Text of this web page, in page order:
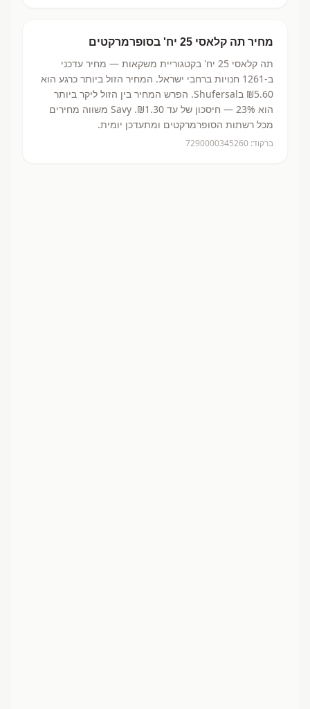
מחיר תה קלאסי 25 יח' בסופרמרקטים
תה קלאסי 25 יח' בקטגוריית משקאות — מחיר עדכני
ב-1261 חנויות ברחבי ישראל. המחיר הזול ביותר כרגע הוא
₪5.60 בShufersal.
הפרש המחיר בין הזול ליקר ביותר
הוא 23% — חיסכון של עד ₪1.30.
Savy משווה מחירים
מכל רשתות הסופרמרקטים ומתעדכן יומית.
ברקוד: 7290000345260